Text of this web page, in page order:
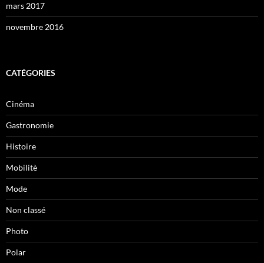
mars 2017
novembre 2016
CATÉGORIES
Cinéma
Gastronomie
Histoire
Mobilitè
Mode
Non classé
Photo
Polar